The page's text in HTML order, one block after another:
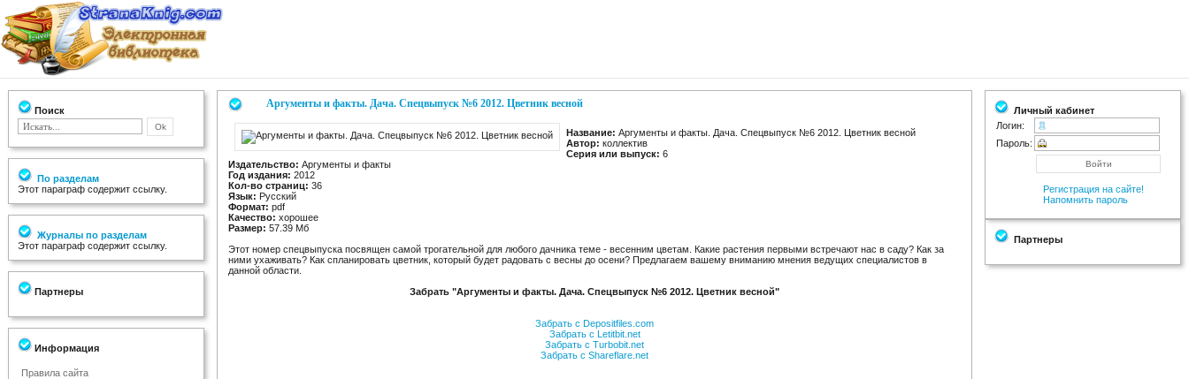
Поиск
По разделам
Этот параграф содержит ссылку.
Журналы по разделам
Этот параграф содержит ссылку.
Партнеры
Информация
Правила сайта
Аргументы и факты. Дача. Спецвыпуск №6 2012. Цветник весной
Название: Аргументы и факты. Дача. Спецвыпуск №6 2012. Цветник весной
Автор: коллектив
Серия или выпуск: 6
Издательство: Аргументы и факты
Год издания: 2012
Кол-во страниц: 36
Язык: Русский
Формат: pdf
Качество: хорошее
Размер: 57.39 Мб
Этот номер спецвыпуска посвящен самой трогательной для любого дачника теме - весенним цветам. Какие растения первыми встречают нас в саду? Как за
ними ухаживать? Как спланировать цветник, который будет радовать с весны до осени? Предлагаем вашему вниманию мнения ведущих специалистов в
данной области.
Забрать "Аргументы и факты. Дача. Спецвыпуск №6 2012. Цветник весной"
Забрать с Depositfiles.com
Забрать с Letitbit.net
Забрать с Turbobit.net
Забрать с Shareflare.net
Личный кабинет
Логин:
Пароль:
Регистрация на сайте!
Напомнить пароль
Партнеры